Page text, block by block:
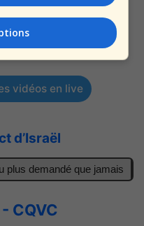
vidéos en live
d’Israël
demandé que jamais
CQVC